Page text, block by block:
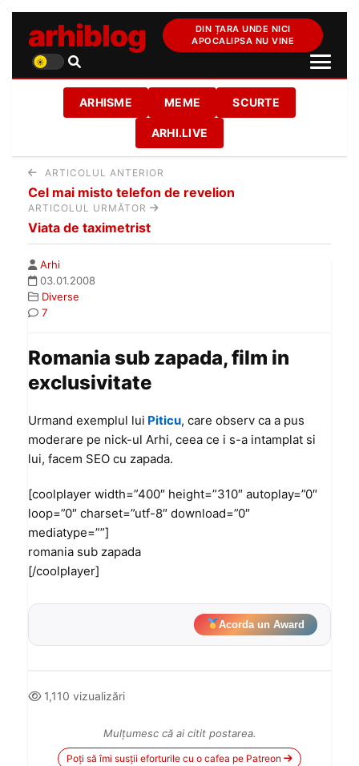
arhiblog
DIN ȚARA UNDE NICI
APOCALIPSA NU VINE
ARHISME MEME SCURTE
ARHI.LIVE
ARTICOLUL ANTERIOR
Cel mai misto telefon de revelion
ARTICOLUL URMĂTOR
Viata de taximetrist
Arhi
03.01.2008
Diverse
7
Romania sub zapada, film in
exclusivitate
Urmand exemplul lui Piticu, care observ ca a pus
moderare pe nick-ul Arhi, ceea ce i s-a intamplat si
lui, facem SEO cu zapada.
[coolplayer width=”400″ height=”310″ autoplay=”0″
loop=”0″ charset=”utf-8″ download=”0″
mediatype=””]
romania sub zapada
[/coolplayer]
Acorda un Award
1,110 vizualizări
Mulțumesc că ai citit postarea.
Poți să îmi susții eforturile cu o cafea pe Patreon